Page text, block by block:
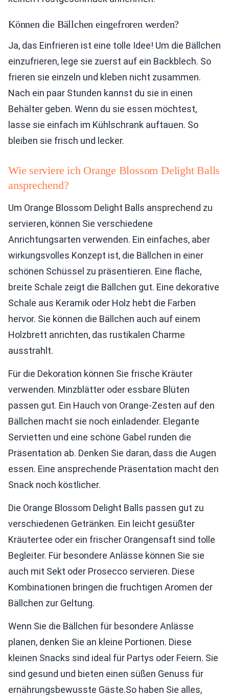
Können die Bällchen eingefroren werden?
Ja, das Einfrieren ist eine tolle Idee! Um die Bällchen
einzufrieren, lege sie zuerst auf ein Backblech. So
frieren sie einzeln und kleben nicht zusammen.
Nach ein paar Stunden kannst du sie in einen
Behälter geben. Wenn du sie essen möchtest,
lasse sie einfach im Kühlschrank auftauen. So
bleiben sie frisch und lecker.
Wie serviere ich Orange Blossom Delight Balls
ansprechend?
Um Orange Blossom Delight Balls ansprechend zu
servieren, können Sie verschiedene
Anrichtungsarten verwenden. Ein einfaches, aber
wirkungsvolles Konzept ist, die Bällchen in einer
schönen Schüssel zu präsentieren. Eine flache,
breite Schale zeigt die Bällchen gut. Eine dekorative
Schale aus Keramik oder Holz hebt die Farben
hervor. Sie können die Bällchen auch auf einem
Holzbrett anrichten, das rustikalen Charme
ausstrahlt.
Für die Dekoration können Sie frische Kräuter
verwenden. Minzblätter oder essbare Blüten
passen gut. Ein Hauch von Orange-Zesten auf den
Bällchen macht sie noch einladender. Elegante
Servietten und eine schöne Gabel runden die
Präsentation ab. Denken Sie daran, dass die Augen
essen. Eine ansprechende Präsentation macht den
Snack noch köstlicher.
Die Orange Blossom Delight Balls passen gut zu
verschiedenen Getränken. Ein leicht gesüßter
Kräutertee oder ein frischer Orangensaft sind tolle
Begleiter. Für besondere Anlässe können Sie sie
auch mit Sekt oder Prosecco servieren. Diese
Kombinationen bringen die fruchtigen Aromen der
Bällchen zur Geltung.
Wenn Sie die Bällchen für besondere Anlässe
planen, denken Sie an kleine Portionen. Diese
kleinen Snacks sind ideal für Partys oder Feiern. Sie
sind gesund und bieten einen süßen Genuss für
ernährungsbewusste Gäste.So haben Sie alles,